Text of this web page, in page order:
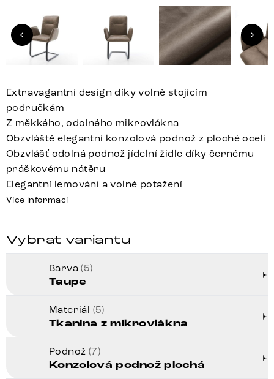
Extravagantní design díky volně stojícím
područkám
Z měkkého, odolného mikrovlákna
Obzvláště elegantní konzolová podnož z ploché oceli
Obzvlášť odolná podnož jídelní židle díky černému
práškovému nátěru
Elegantní lemování a volné potažení
Více informací
Vybrat variantu
Barva(5)
Taupe
Materiál (5)
Tkanina z mikrovlákna
Podnož (7)
Konzolová podnož plochá